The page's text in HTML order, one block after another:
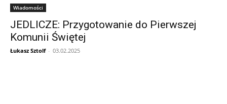
Wiadomości
JEDLICZE: Przygotowanie do Pierwszej
Komunii Świętej
Łukasz Sztolf - 03.02.2025